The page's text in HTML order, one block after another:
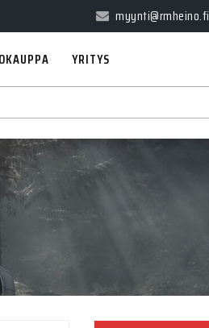
myynti@rmheino.fi
YRITYS